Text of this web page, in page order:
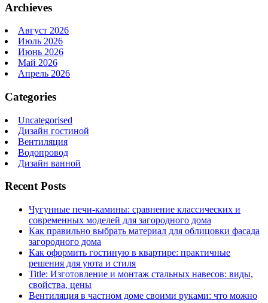
Archieves
Август 2026
Июль 2026
Июнь 2026
Май 2026
Апрель 2026
Categories
Uncategorised
Дизайн гостиной
Вентиляция
Водопровод
Дизайн ванной
Recent Posts
Чугунные печи-камины: сравнение классических и
современных моделей для загородного дома
Как правильно выбрать материал для облицовки фасада
загородного дома
Как оформить гостиную в квартире: практичные
решения для уюта и стиля
Title: Изготовление и монтаж стальных навесов: виды,
свойства, цены
Вентиляция в частном доме своими руками: что можно